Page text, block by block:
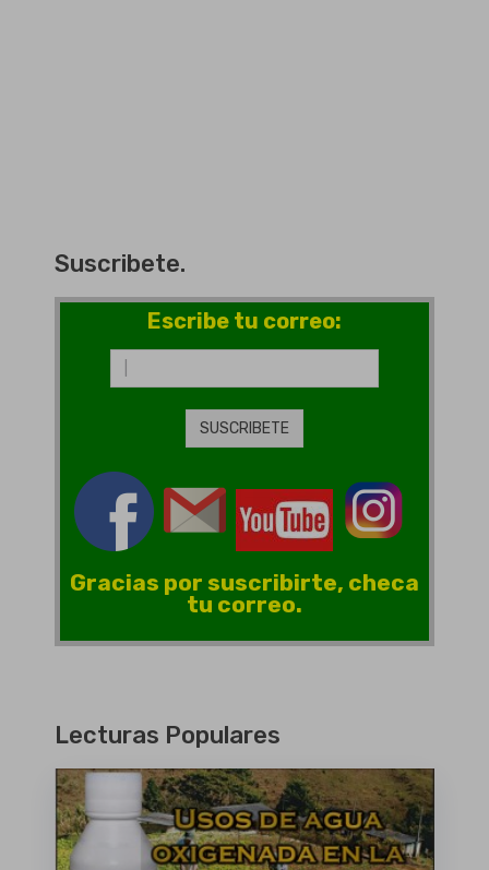
Suscribete.
Escribe tu correo:
Gracias por suscribirte, checa
tu correo.
Lecturas Populares